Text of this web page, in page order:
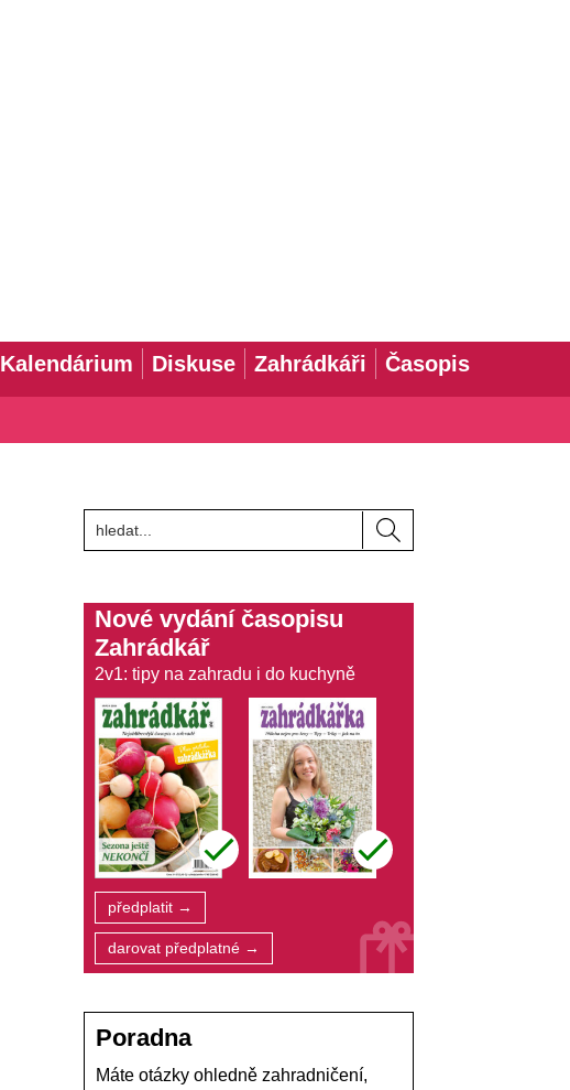
Kalendárium Diskuse Zahrádkáři Časopis
Nové vydání časopisu
Zahrádkář
2v1: tipy na zahradu i do kuchyně
předplatit →
darovat předplatné →
Poradna
Máte otázky ohledně zahradničení,